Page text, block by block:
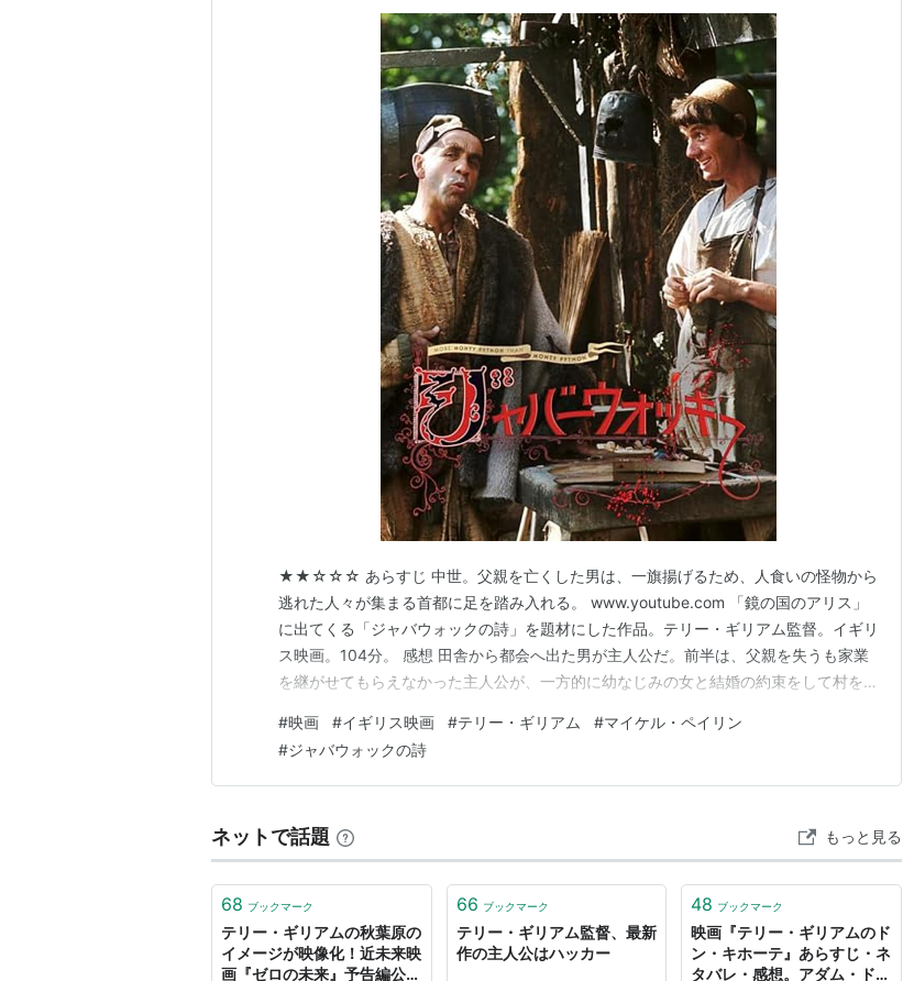
Killed Don Quixote』は製作半ばで頓挫し、『ロスト・イン・ラマンチャ』という＜
完成しなかった映画のメイキング映画＞まで作られた。
（2009）
ブラザーズ・グリム (2005)
ローズ・イン・タイドランド（2005）
ラスベガスをやっつけろ（1998）
ASIN:B00005H3HU
（1995）ASIN:B0001CSB9Y、ASIN:B00005V2R0
フィッシャー・キング（1991）ASIN:B0000QV9HW 、ASIN:B0000QV9HW
ASIN:B0000CD7OR
（1985）ASIN:B00005R22R、ASIN:B0001E3CXC
モンティ・パイソン／人生狂想曲（1983）＜未＞※冒頭のみ
（1981）ASIN:B00005R22S
ジャバーウォッキー （1978）
モンティ・パイソン・アンド・ホーリー・グレイル（1975） ASIN:B00005R0RO
ロスト・イン・ラ・マンチャ(2001)
空飛ぶモンティ・パイソン （1969-1973）＜TV＞
★★☆☆☆ あらすじ 中世。父親を亡くした男は、一旗揚げるため、人食いの怪物から
逃れた人々が集まる首都に足を踏み入れる。 www.youtube.com 「鏡の国のアリス」
に出てくる「ジャバウォックの詩」を題材にした作品。テリー・ギリアム監督。イギリ
ス映画。104分。 感想 田舎から都会へ出た男が主人公だ。前半は、父親を失うも家業
を継がせてもらえなかった主人公が、一方的に幼なじみの女と結婚の約束をして村を出
的に映像が暗く、またゴチャゴチャとしているので、何をやっているのか判然としない
ところがあった。これは中世の雑然と…
#映画 #イギリス映画 #テリー・ギリアム #マイケル・ペイリン
#ジャバウォックの詩
ネットで話題 もっと見る
68 ブックマーク
テリー・ギリアムの秋葉原の
イメージが映像化！近未来映
画『ゼロの未来』予告編公開
66 ブックマーク
テリー・ギリアム監督、最新
作の主人公はハッカー
48 ブックマーク
映画『テリー・ギリアムのド
ン・キホーテ』あらすじ・ネ
タバレ・感想。アダム・ドラ